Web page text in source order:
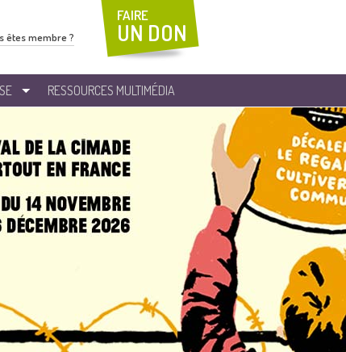
RESSOURCES MULTIMÉDIA
êtes membre ?
FAIRE
UN DON